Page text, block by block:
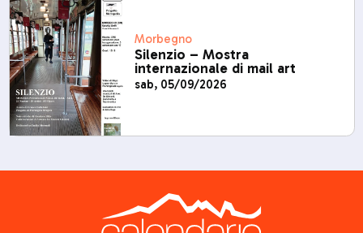
Morbegno
Silenzio – Mostra
internazionale di mail art
sab, 05/09/2026